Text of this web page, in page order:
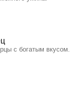
с богатым вкусом.